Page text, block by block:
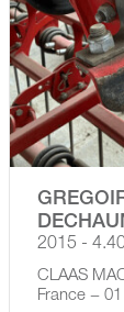
2015 -
CLAAS
France − 01